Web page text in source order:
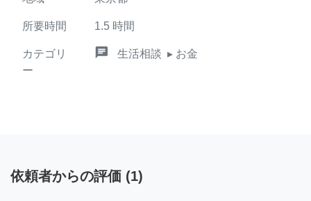
所要時間 1.5 時間
カテゴリ
ー
chat 生活相談 ▸ お金
依頼者からの評価 (1)